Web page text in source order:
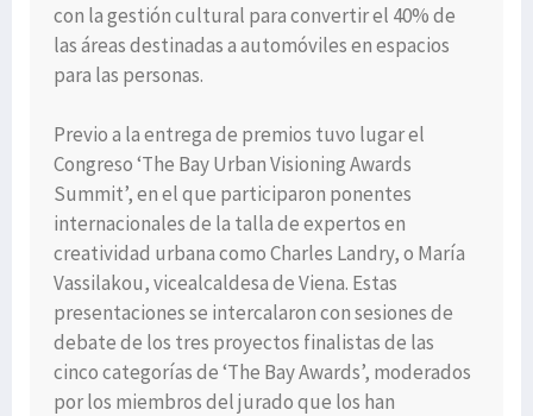
con la gestión cultural para convertir el 40% de
las áreas destinadas a automóviles en espacios
para las personas.
Previo a la entrega de premios tuvo lugar el
Congreso ‘The Bay Urban Visioning Awards
Summit’, en el que participaron ponentes
internacionales de la talla de expertos en
creatividad urbana como Charles Landry, o María
Vassilakou, vicealcaldesa de Viena. Estas
presentaciones se intercalaron con sesiones de
debate de los tres proyectos finalistas de las
cinco categorías de ‘The Bay Awards’, moderados
por los miembros del jurado que los han